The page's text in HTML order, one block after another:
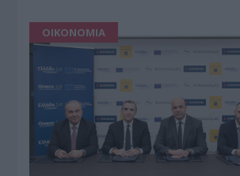
ΟΙΚΟΝΟΜΙΑ